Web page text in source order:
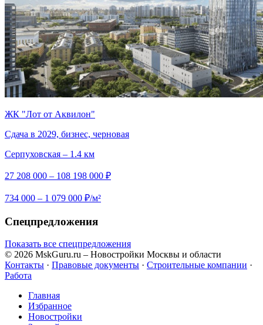
ЖК "Лот от Аквилон"
Сдача в 2029, бизнес, черновая
Серпуховская – 1.4 км
27 208 000 – 108 198 000 ₽
734 000 – 1 079 000 ₽/м²
Спецпредложения
Показать все спецпредложения
© 2026 MskGuru.ru – Новостройки Москвы и области
Контакты · Правовые документы · Строительные компании ·
Работа
Главная
Избранное
Новостр ойки